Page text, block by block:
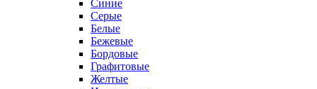
Синие
Серые
Белые
Бежевые
Бордовые
Графитовые
Желтые